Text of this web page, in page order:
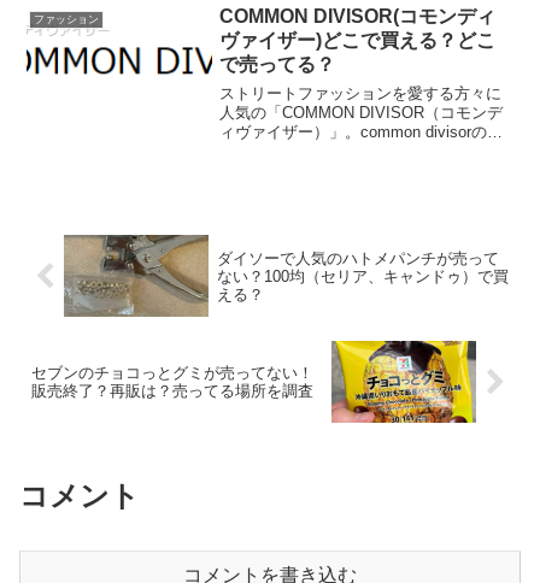
ります。カルディ行ってきました✨抽選
で当たったネコバッ...
ファッション
COMMON DIVISOR(コモンディ
ヴァイザー)どこで買える？どこ
で売ってる？
ストリートファッションを愛する方々に
人気の「COMMON DIVISOR（コモンデ
ィヴァイザー）」。common divisorのシ
ダイソーで人気のハトメパンチが売って
ない？100均（セリア、キャンドゥ）で買
える？
セブンのチョコっとグミが売ってない！
販売終了？再販は？売ってる場所を調査
コメント
コメントを書き込む